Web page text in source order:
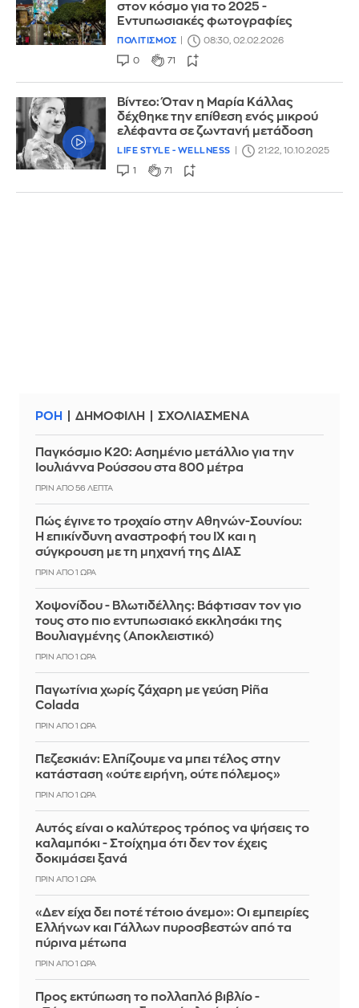
στον κόσμο για το 2025 -
Εντυπωσιακές φωτογραφίες
ΠΟΛΙΤΙΣΜΟΣ 08:30, 02.02.2026
0 71
Βίντεο: Όταν η Μαρία Κάλλας
δέχθηκε την επίθεση ενός μικρού
ελέφαντα σε ζωντανή μετάδοση
LIFE STYLE - WELLNESS 21:22, 10.10.2025
1 71
ΡΟΗ ΔΗΜΟΦΙΛΗ ΣΧΟΛΙΑΣΜΕΝΑ
Παγκόσμιο Κ20: Ασημένιο μετάλλιο για την
Ιουλιάννα Ρούσσου στα 800 μέτρα
ΠΡΙΝ ΑΠΌ 56 ΛΕΠΤΆ
Πώς έγινε το τροχαίο στην Αθηνών-Σουνίου:
Η επικίνδυνη αναστροφή του ΙΧ και η
σύγκρουση με τη μηχανή της ΔΙΑΣ
ΠΡΙΝ ΑΠΌ 1 ΏΡΑ
Χοψονίδου - Βλωτιδέλλης: Βάφτισαν τον γιο
τους στο πιο εντυπωσιακό εκκλησάκι της
Βουλιαγμένης (Αποκλειστικό)
ΠΡΙΝ ΑΠΌ 1 ΏΡΑ
Παγωτίνια χωρίς ζάχαρη με γεύση Piña
Colada
ΠΡΙΝ ΑΠΌ 1 ΏΡΑ
Πεζεσκιάν: Ελπίζουμε να μπει τέλος στην
κατάσταση «ούτε ειρήνη, ούτε πόλεμος»
ΠΡΙΝ ΑΠΌ 1 ΏΡΑ
Αυτός είναι ο καλύτερος τρόπος να ψήσεις το
καλαμπόκι - Στοίχημα ότι δεν τον έχεις
δοκιμάσει ξανά
ΠΡΙΝ ΑΠΌ 1 ΏΡΑ
«Δεν είχα δει ποτέ τέτοιο άνεμο»: Οι εμπειρίες
Ελλήνων και Γάλλων πυροσβεστών από τα
πύρινα μέτωπα
ΠΡΙΝ ΑΠΌ 1 ΏΡΑ
Προς εκτύπωση το πολλαπλό βιβλίο -